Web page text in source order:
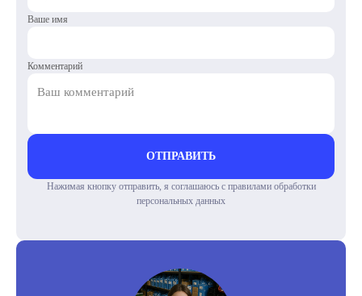
Ваше имя
Комментарий
ОТПРАВИТЬ
Нажимая кнопку отправить, я соглашаюсь с правилами обработки
персональных данных